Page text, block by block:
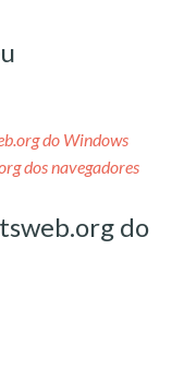
do Windows
dos navegadores
do